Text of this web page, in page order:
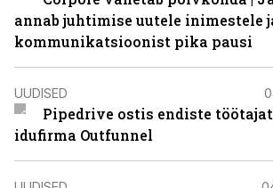
annab juhtimise uutele inimestele
kommunikatsioonist pika pausi
UUDISED
Pipedrive ostis endiste
idufirma Outfunnel